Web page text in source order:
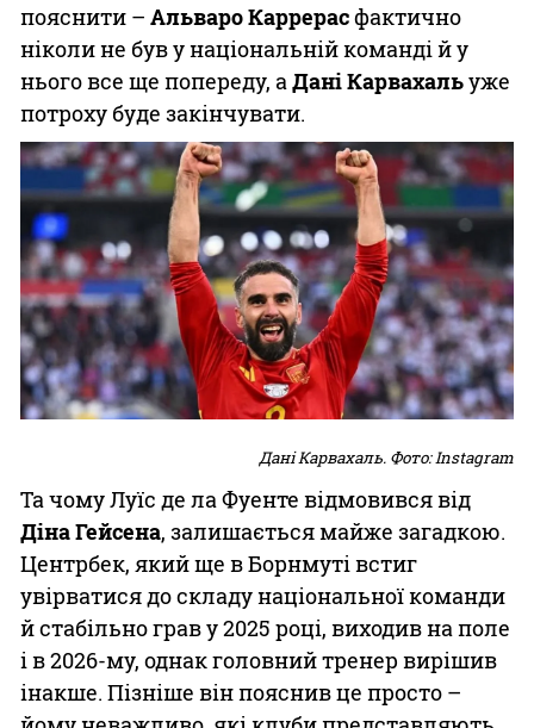
пояснити – Альваро Каррерасфактично
ніколи не був у національній команді й у
нього все ще попереду, аДані Карвахальуже
потроху буде закінчувати.
Дані Карвахаль. Фото: Instagram
Та чому Луїс де ла Фуенте відмовився від
Діна Гейсена, залишається майже загадкою.
Центрбек, який ще в Борнмуті встиг
увірватися до складу національної команди
й стабільно грав у 2025 році, виходив на поле
і в 2026-му, однак головний тренер вирішив
інакше. Пізніше він пояснив це просто –